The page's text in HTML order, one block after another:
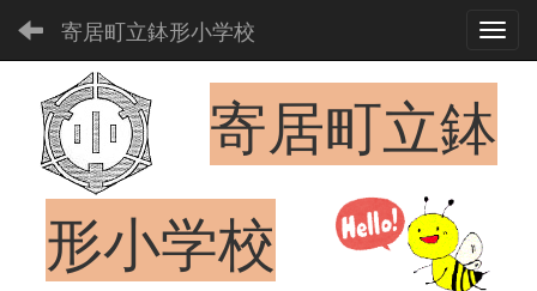
寄居町立鉢形小学校
寄居町立鉢
形小学校